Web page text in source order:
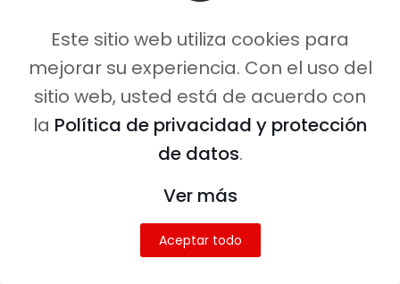
Es uno de los beneficios de viajar
en grupo, no tener que cargar con
todos los accesorios pesados en
tu propia maleta.
Aunque seamos aventureros nos
gusta estar perfectos y sentirnos
maleta se hace todo un imposible
Este sitio web utiliza cookies para
mejorar su experiencia. Con el uso del
sitio web, usted está de acuerdo con
la Política de privacidad y protección
de datos.
Ver más
Aceptar todo